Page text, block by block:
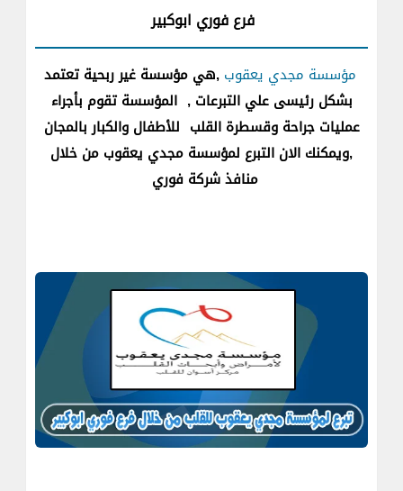
فرع فوري ابوكبير
مؤسسة مجدي يعقوب ,هي مؤسسة غير ربحية تعتمد
بشكل رئيسى علي التبرعات , المؤسسة تقوم بأجراء
عمليات جراحة وقسطرة القلب للأطفال والكبار بالمجان
,ويمكنك الان التبرع لمؤسسة مجدي يعقوب من خلال
منافذ شركة فوري